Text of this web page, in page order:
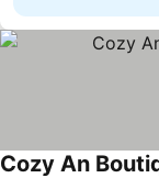
Cozy An